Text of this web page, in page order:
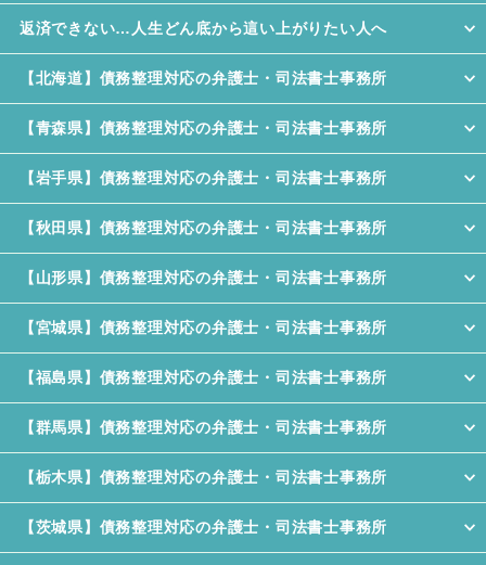
返済できない…人生どん底から這い上がりたい人へ
【北海道】債務整理対応の弁護士・司法書士事務所
【青森県】債務整理対応の弁護士・司法書士事務所
【岩手県】債務整理対応の弁護士・司法書士事務所
【秋田県】債務整理対応の弁護士・司法書士事務所
【山形県】債務整理対応の弁護士・司法書士事務所
【宮城県】債務整理対応の弁護士・司法書士事務所
【福島県】債務整理対応の弁護士・司法書士事務所
【群馬県】債務整理対応の弁護士・司法書士事務所
【栃木県】債務整理対応の弁護士・司法書士事務所
【茨城県】債務整理対応の弁護士・司法書士事務所